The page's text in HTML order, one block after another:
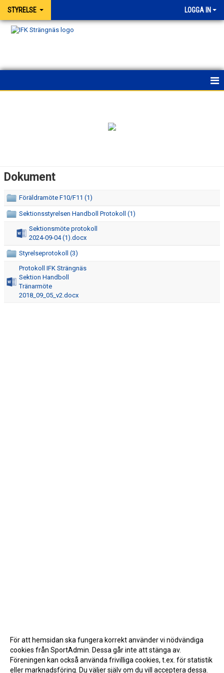
STYRELSE LOGGA IN
DOKUMENT
KONTAKT
Dokument
Föräldramöte F10/F11 (1)
Sektionsstyrelsen Handboll Protokoll (1)
Sektionsmöte protokoll
2024-09-04 (1).docx
Styrelseprotokoll (3)
Protokoll IFK Strängnäs
Sektion Handboll
Tränarmöte
2018_09_05_v2.docx
För att hemsidan ska fungera korrekt använder vi nödvändiga
cookies från SportAdmin. Dessa går inte att stänga av.
Föreningen kan också använda frivilliga cookies, t.ex. för statistik
eller marknadsföring. Du väljer själv om du vill acceptera dessa.